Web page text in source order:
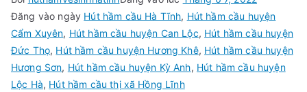
Đăng vào ngày Hút hầm cầu Hà Tĩnh, Hút hầm cầu huyện
Cẩm Xuyên, Hút hầm cầu huyện Can Lộc, Hút hầm cầu huyện
Đức Thọ, Hút hầm cầu huyện Hương Khê, Hút hầm cầu huyện
Hương Sơn, Hút hầm cầu huyện Kỳ Anh, Hút hầm cầu huyện
Lộc Hà, Hút hầm cầu thị xã Hồng Lĩnh